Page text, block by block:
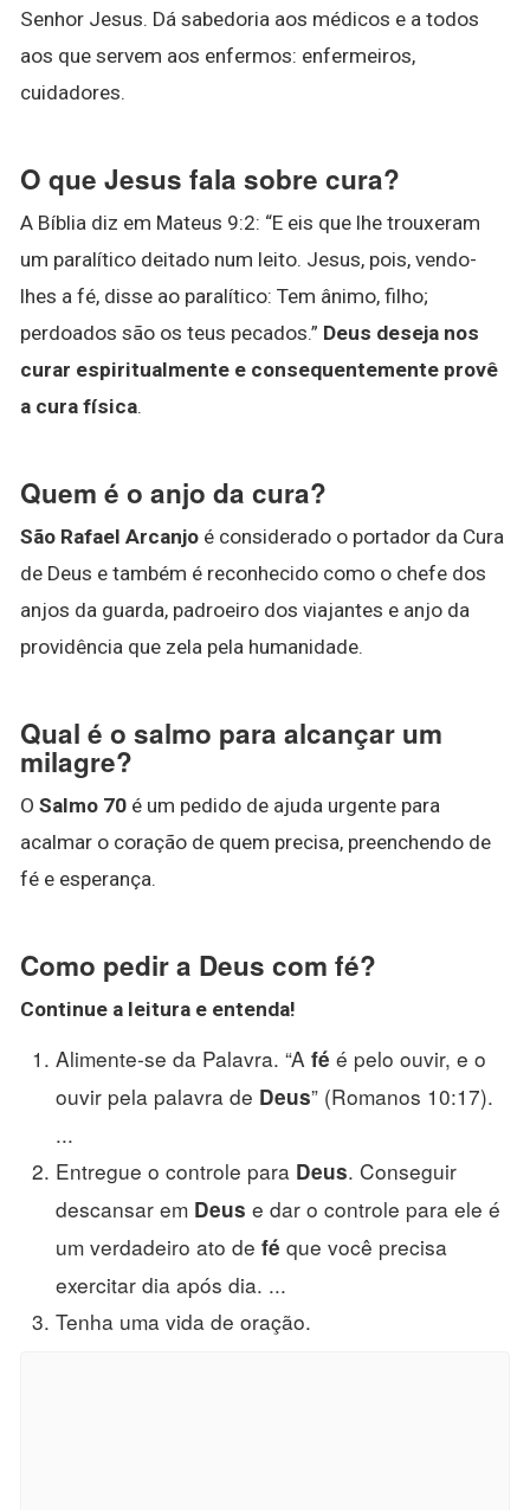
Senhor Jesus. Dá sabedoria aos médicos e a todos
aos que servem aos enfermos: enfermeiros,
cuidadores.
O que Jesus fala sobre cura?
A Bíblia diz em Mateus 9:2: “E eis que lhe trouxeram
um paralítico deitado num leito. Jesus, pois, vendo-
lhes a fé, disse ao paralítico: Tem ânimo, filho;
perdoados são os teus pecados.” Deus deseja nos
curar espiritualmente e consequentemente provê
a cura física.
Quem é o anjo da cura?
São Rafael Arcanjo é considerado o portador da Cura
de Deus e também é reconhecido como o chefe dos
anjos da guarda, padroeiro dos viajantes e anjo da
providência que zela pela humanidade.
Qual é o salmo para alcançar um
milagre?
O Salmo 70 é um pedido de ajuda urgente para
acalmar o coração de quem precisa, preenchendo de
fé e esperança.
Como pedir a Deus com fé?
Continue a leitura e entenda!
Alimente-se da Palavra. “A fé é pelo ouvir, e o
ouvir pela palavra de Deus” (Romanos 10:17).
...
Entregue o controle para Deus. Conseguir
descansar em Deus e dar o controle para ele é
um verdadeiro ato de fé que você precisa
exercitar dia após dia. ...
Tenha uma vida de oração.